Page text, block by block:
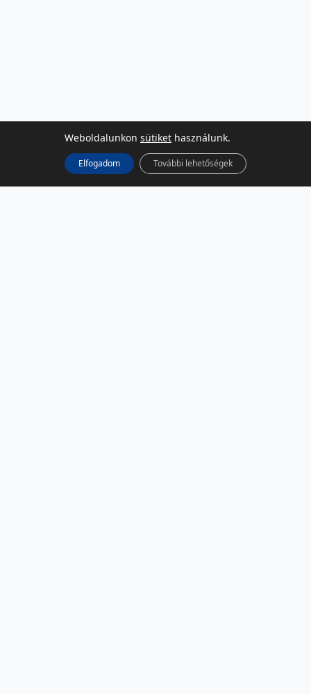
Weboldalunkon sütiket használunk.
Elfogadom További lehetőségek